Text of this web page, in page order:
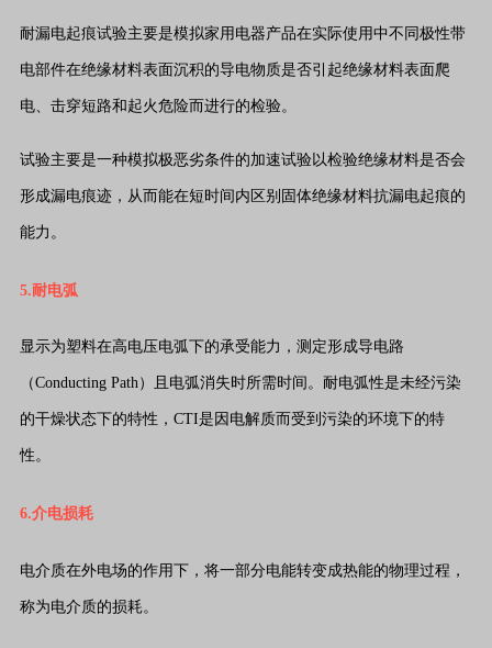
耐漏电起痕试验主要是模拟家用电器产品在实际使用中不同极性带
电部件在绝缘材料表面沉积的导电物质是否引起绝缘材料表面爬
电、击穿短路和起火危险而进行的检验。
试验主要是一种模拟极恶劣条件的加速试验以检验绝缘材料是否会
形成漏电痕迹，从而能在短时间内区别固体绝缘材料抗漏电起痕的
能力。
5.耐电弧
显示为塑料在高电压电弧下的承受能力，测定形成导电路
（Conducting Path）且电弧消失时所需时间。耐电弧性是未经污染
的干燥状态下的特性，CTI是因电解质而受到污染的环境下的特
性。
6.介电损耗
电介质在外电场的作用下，将一部分电能转变成热能的物理过程，
称为电介质的损耗。